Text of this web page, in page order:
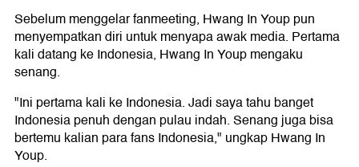
Sebelum menggelar fanmeeting, Hwang In Youp pun
menyempatkan diri untuk menyapa awak media. Pertama
kali datang ke Indonesia, Hwang In Youp mengaku
senang.
"Ini pertama kali ke Indonesia. Jadi saya tahu banget
Indonesia penuh dengan pulau indah. Senang juga bisa
bertemu kalian para fans Indonesia," ungkap Hwang In
Youp.